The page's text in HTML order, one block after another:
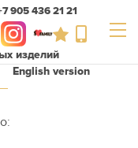
905 436 21 21
изделий
English version